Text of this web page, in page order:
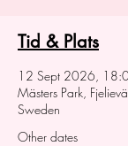
Tid & Plats
12 Sept 2026,
Mästers Park,
Sweden
Other dates